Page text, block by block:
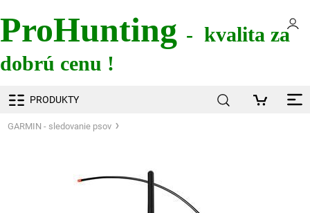
ProHunting - kvalita za
dobrú cenu !
PRODUKTY
GARMIN - sledovanie psov